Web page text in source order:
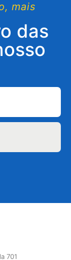
mais
das
701